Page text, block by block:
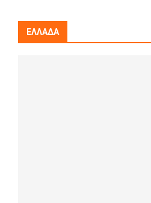
ΕΛΛΆΔΑ